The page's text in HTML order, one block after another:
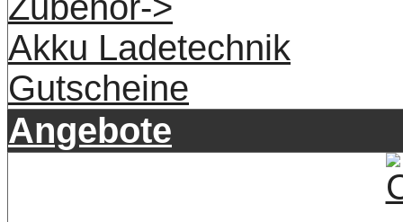
Akku Ladetechnik
Gutscheine
Angebote